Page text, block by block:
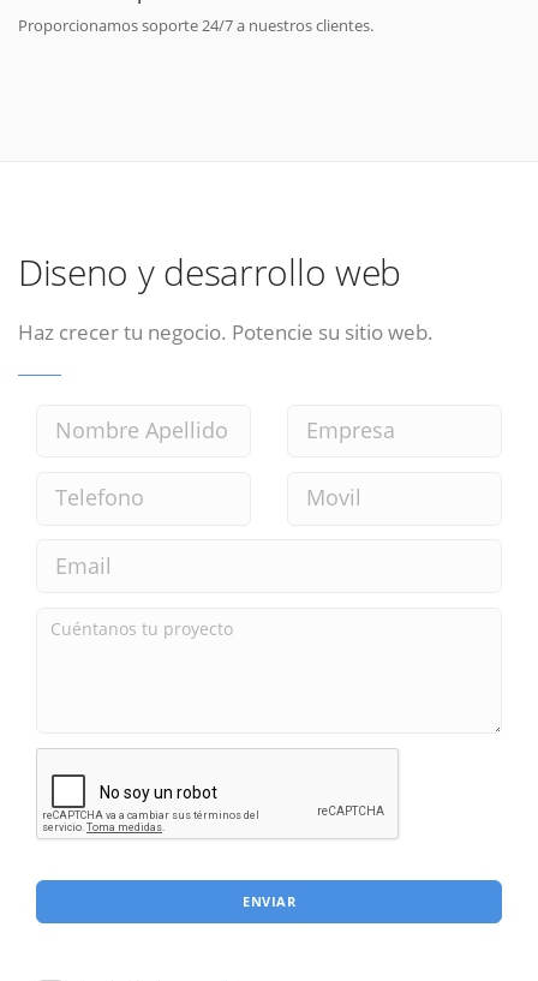
Proporcionamos soporte 24/7 a nuestros clientes.
Diseno y desarrollo web
Haz crecer tu negocio. Potencie su sitio web.
ENVIAR